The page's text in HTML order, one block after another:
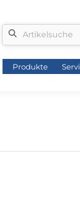
Produkte
Produkte